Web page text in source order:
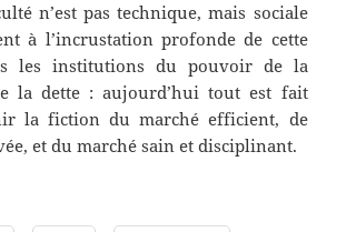
n’est pas technique, mais sociale
à l’incrustation profonde de cette
les institutions du pouvoir de la
la dette : aujourd’hui tout est fait
la fiction du marché efficient, de
et du marché sain et disciplinant.